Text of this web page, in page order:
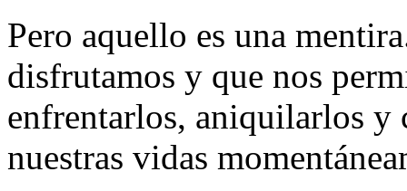
Pero aquello es una
disfrutamos y que nos
enfrentarlos, aniquilarlos y
nuestras vidas